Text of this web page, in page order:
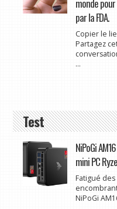
monde
par la FDA.
Copier le
Partagez
...
Test
NiPoGi
mini PC
Fatigué
NiPoGi